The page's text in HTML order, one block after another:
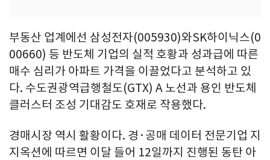
부동산 업계에선 삼성전자(005930)와SK하이닉스(0
00660) 등 반도체 기업의 실적 호황과 성과급에 따른
매수 심리가 아파트 가격을 이끌었다고 분석하고 있
다. 수도권광역급행철도(GTX) A 노선과 용인 반도체
클러스터 조성 기대감도 호재로 작용했다.
경매시장 역시 활황이다. 경·공매 데이터 전문기업 지
지옥션에 따르면 이달 들어 12일까지 진행된 동탄 아